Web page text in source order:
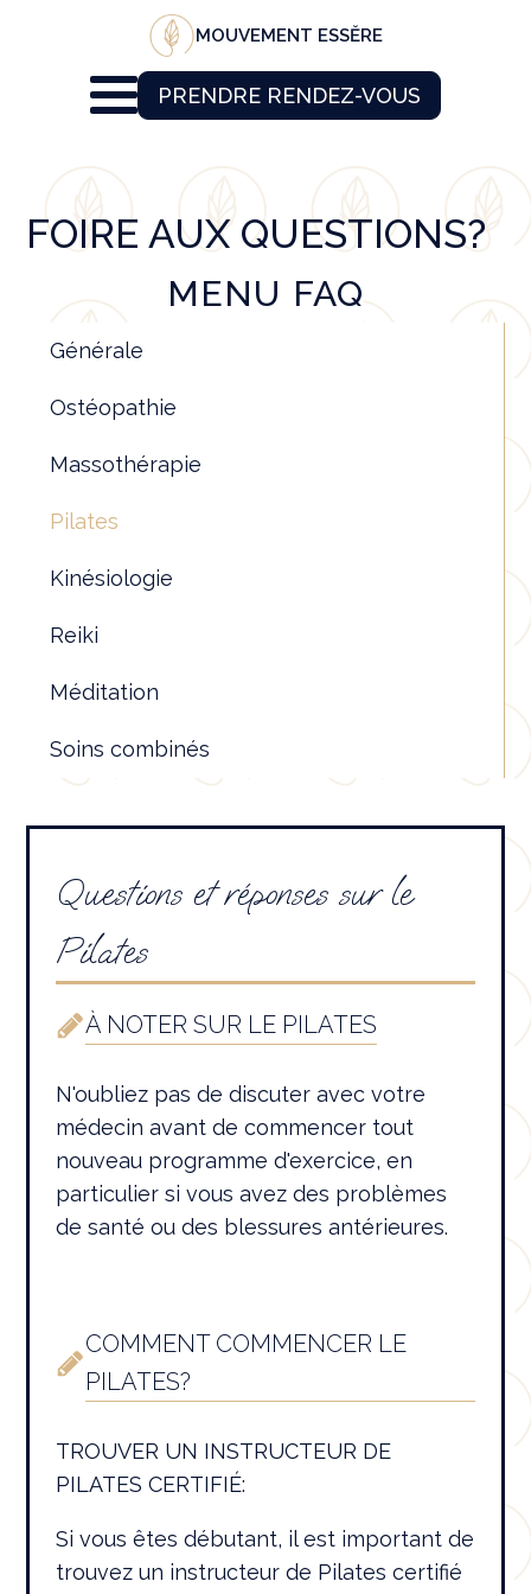
MOUVEMENT ESSĔRE
PRENDRE RENDEZ-VOUS
FOIRE AUX QUESTIONS?
MENU FAQ
Générale
Ostéopathie
Massothérapie
Pilates
Kinésiologie
Reiki
Méditation
Soins combinés
Questions et réponses sur le
Pilates
À NOTER SUR LE PILATES
N'oubliez pas de discuter avec votre
médecin avant de commencer tout
nouveau programme d'exercice, en
particulier si vous avez des problèmes
de santé ou des blessures antérieures.
COMMENT COMMENCER LE
PILATES?
TROUVER UN INSTRUCTEUR DE
PILATES CERTIFIÉ:
Si vous êtes débutant, il est important de
trouvez un instructeur de Pilates certifié